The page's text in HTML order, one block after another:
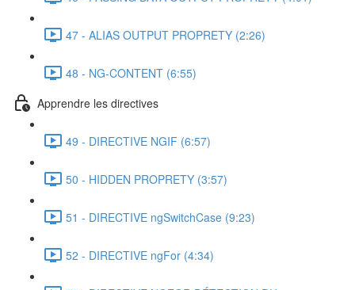
47 - ALIAS OUTPUT PROPRETY (2:26)
48 - NG-CONTENT (6:55)
Apprendre les directives
49 - DIRECTIVE NGIF (6:57)
50 - HIDDEN PROPRETY (3:57)
51 - DIRECTIVE ngSwitchCase (9:23)
52 - DIRECTIVE ngFor (4:34)